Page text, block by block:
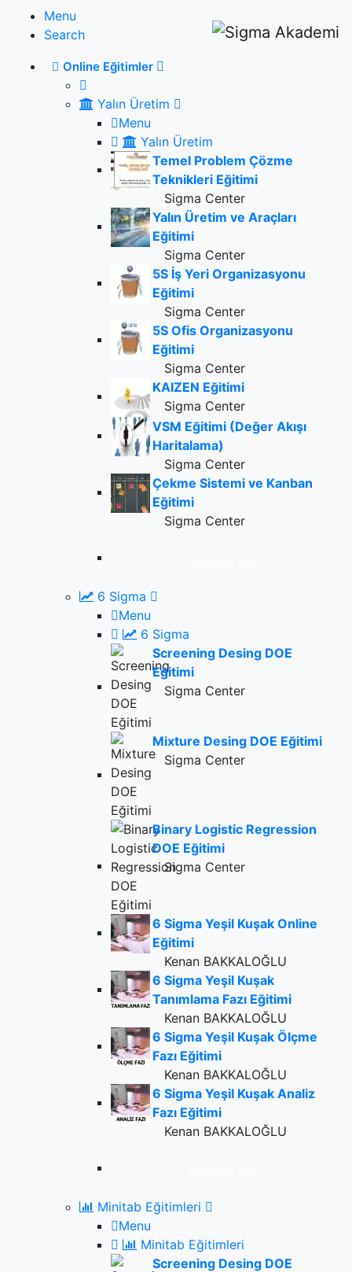
Menu
Search
Online Eğitimler
Yalın Üretim
Menu
Yalın Üretim
Temel Problem Çözme
Teknikleri Eğitimi
Sigma Center
Yalın Üretim ve Araçları
Eğitimi
Sigma Center
5S İş Yeri Organizasyonu
Eğitimi
Sigma Center
5S Ofis Organizasyonu
Eğitimi
Sigma Center
KAIZEN Eğitimi
Sigma Center
VSM Eğitimi (Değer Akışı
Haritalama)
Sigma Center
Çekme Sistemi ve Kanban
Eğitimi
Sigma Center
6 Sigma
Menu
6 Sigma
Screening Desing DOE
Eğitimi
Sigma Center
Mixture Desing DOE Eğitimi
Sigma Center
Binary Logistic Regression
DOE Eğitimi
Sigma Center
6 Sigma Yeşil Kuşak Online
Eğitimi
Kenan BAKKALOĞLU
6 Sigma Yeşil Kuşak
Tanımlama Fazı Eğitimi
Kenan BAKKALOĞLU
6 Sigma Yeşil Kuşak Ölçme
Fazı Eğitimi
Kenan BAKKALOĞLU
6 Sigma Yeşil Kuşak Analiz
Fazı Eğitimi
Kenan BAKKALOĞLU
Minitab Eğitimleri
Menu
Minitab Eğitimleri
Screening Desing DOE